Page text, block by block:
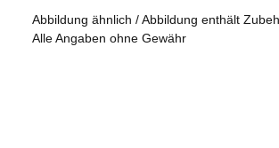
Abbildung ähnlich / Abbildung enthält
Alle Angaben ohne Gewähr